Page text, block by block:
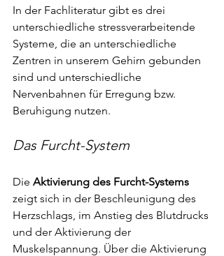
In der Fachliteratur gibt es drei
unterschiedliche stressverarbeitende
Systeme, die an unterschiedliche
Zentren in unserem Gehirn gebunden
sind und unterschiedliche
Nervenbahnen für Erregung bzw.
Beruhigung nutzen.
Das Furcht-System
Die Aktivierung des Furcht-Systems
zeigt sich in der Beschleunigung des
Herzschlags, im Anstieg des Blutdrucks
und der Aktivierung der
Muskelspannung. Über die Aktivierung